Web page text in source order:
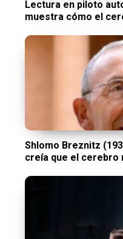
Lectura en piloto
muestra cómo el
Shlomo Breznitz
creía que el cerebro